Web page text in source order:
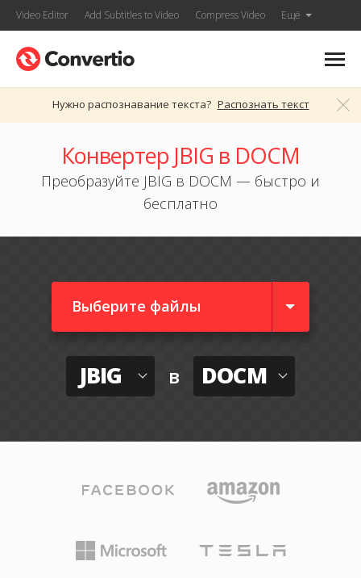
Video Editor Add Subtitles to Video Compress Video Ещё
Нужно распознавание текста? Распознать текст
Конвертер JBIG в DOCM
Преобразуйте JBIG в DOCM — быстро и
бесплатно
Выберите файлы
JBIG в DOCM